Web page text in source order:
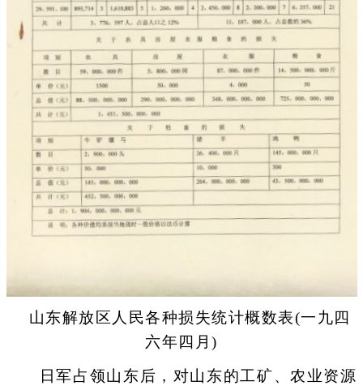
山东解放区人民各种损失统计概数表(一九四
六年四月)
日军占领山东后，对山东的工矿、农业资源